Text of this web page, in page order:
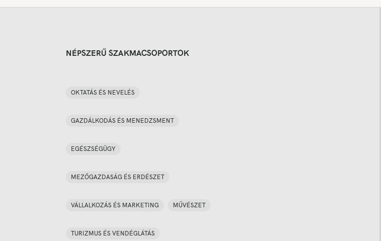
NÉPSZERŰ SZAKMACSOPORTOK
OKTATÁS ÉS NEVELÉS
GAZDÁLKODÁS ÉS MENEDZSMENT
EGÉSZSÉGÜGY
MEZŐGAZDASÁG ÉS ERDÉSZET
VÁLLALKOZÁS ÉS MARKETING MŰVÉSZET
TURIZMUS ÉS VENDÉGLÁTÁS